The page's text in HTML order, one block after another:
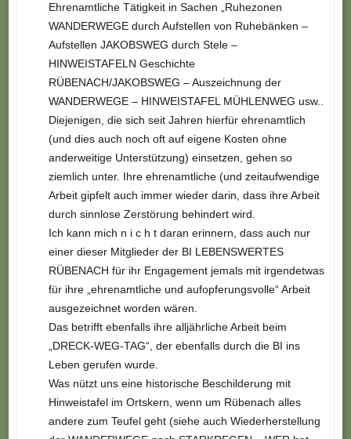
Ehrenamtliche Tätigkeit in Sachen „Ruhezonen
WANDERWEGE durch Aufstellen von Ruhebänken –
Aufstellen JAKOBSWEG durch Stele –
HINWEISTAFELN Geschichte
RÜBENACH/JAKOBSWEG – Auszeichnung der
WANDERWEGE – HINWEISTAFEL MÜHLENWEG usw..
Diejenigen, die sich seit Jahren hierfür ehrenamtlich
(und dies auch noch oft auf eigene Kosten ohne
anderweitige Unterstützung) einsetzen, gehen so
ziemlich unter. Ihre ehrenamtliche (und zeitaufwendige
Arbeit gipfelt auch immer wieder darin, dass ihre Arbeit
durch sinnlose Zerstörung behindert wird.
Ich kann mich n i c h t daran erinnern, dass auch nur
einer dieser Mitglieder der BI LEBENSWERTES
RÜBENACH für ihr Engagement jemals mit irgendetwas
für ihre „ehrenamtliche und aufopferungsvolle“ Arbeit
ausgezeichnet worden wären.
Das betrifft ebenfalls ihre alljährliche Arbeit beim
„DRECK-WEG-TAG“, der ebenfalls durch die BI ins
Leben gerufen wurde.
Was nützt uns eine historische Beschilderung mit
Hinweistafel im Ortskern, wenn um Rübenach alles
andere zum Teufel geht (siehe auch Wiederherstellung